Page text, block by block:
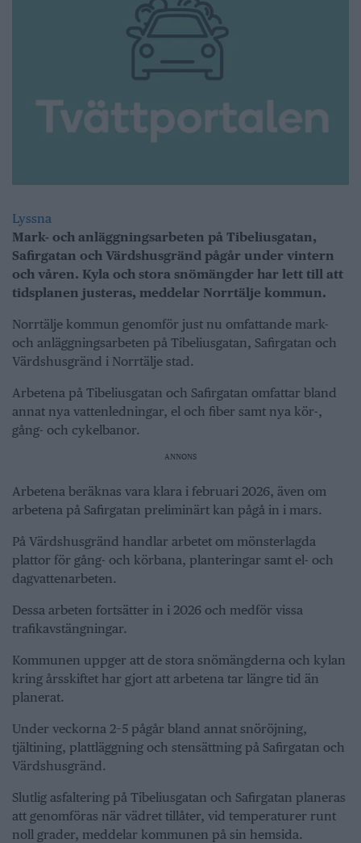
Lyssna
Mark- och anläggningsarbeten på Tibeliusgatan,
Safirgatan och Värdshusgränd pågår under vintern
och våren. Kyla och stora snömängder har lett till att
tidsplanen justeras, meddelar Norrtälje kommun.
Norrtälje kommun genomför just nu omfattande mark-
och anläggningsarbeten på Tibeliusgatan, Safirgatan och
Värdshusgränd i Norrtälje stad.
Arbetena på Tibeliusgatan och Safirgatan omfattar bland
annat nya vattenledningar, el och fiber samt nya kör-,
gång- och cykelbanor.
ANNONS
Arbetena beräknas vara klara i februari 2026, även om
arbetena på Safirgatan preliminärt kan pågå in i mars.
På Värdshusgränd handlar arbetet om mönsterlagda
plattor för gång- och körbana, planteringar samt el- och
dagvattenarbeten.
Dessa arbeten fortsätter in i 2026 och medför vissa
trafikavstängningar.
Kommunen uppger att de stora snömängderna och kylan
kring årsskiftet har gjort att arbetena tar längre tid än
planerat.
Under veckorna 2–5 pågår bland annat snöröjning,
tjältining, plattläggning och stensättning på Safirgatan och
Värdshusgränd.
Slutlig asfaltering på Tibeliusgatan och Safirgatan planeras
att genomföras när vädret tillåter, vid temperaturer runt
noll grader, meddelar kommunen på sin hemsida.